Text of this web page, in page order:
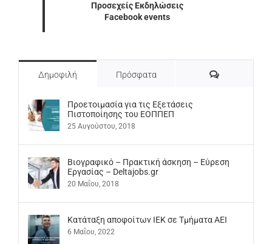
Προσεχείς Εκδηλώσεις
Facebook events
Δημοφιλή Πρόσφατα Σχόλια
Προετοιμασία για τις Εξετάσεις
Πιστοποίησης του ΕΟΠΠΕΠ
25 Αυγούστου, 2018
Βιογραφικό – Πρακτική άσκηση – Εύρεση
Εργασίας – Deltajobs.gr
20 Μαΐου, 2018
Kατάταξη αποφοίτων ΙΕΚ σε Τμήματα ΑΕΙ
6 Μαΐου, 2022